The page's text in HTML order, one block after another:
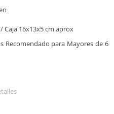
Caja 16x13x5 cm aprox
Recomendado para Mayores de 6